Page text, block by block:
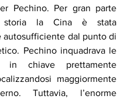
Pechino. Per gran parte
storia la Cina è stata
autosufficiente dal punto di
Pechino inquadrava le
in chiave prettamente
maggiormente
Tuttavia, l’enorme